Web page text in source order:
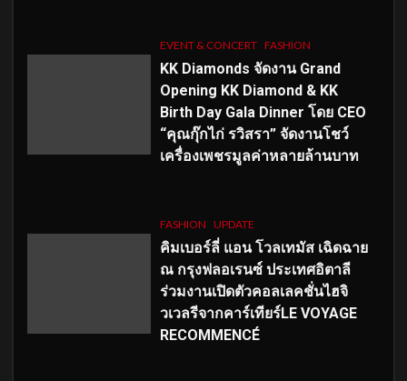
EVENT & CONCERT FASHION
KK Diamonds จัดงาน Grand
Opening KK Diamond & KK
Birth Day Gala Dinner โดย CEO
“คุณกุ๊กไก่ รวิสรา” จัดงานโชว์
เครื่องเพชรมูลค่าหลายล้านบาท
FASHION UPDATE
คิมเบอร์ลี่ แอน โวลเทมัส เฉิดฉาย
ณ กรุงฟลอเรนซ์ ประเทศอิตาลี
ร่วมงานเปิดตัวคอลเลคชั่นไฮจิ
วเวลรีจากคาร์เทียร์LE VOYAGE
RECOMMENCÉ